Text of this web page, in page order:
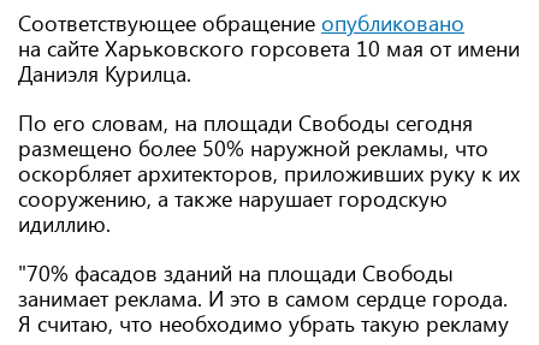
Соответствующее обращение опубликовано
на сайте Харьковского горсовета 10 мая от имени
Даниэля Курилца.
По его словам, на площади Свободы сегодня
размещено более 50% наружной рекламы, что
оскорбляет архитекторов, приложивших руку к их
сооружению, а также нарушает городскую
идиллию.
"70% фасадов зданий на площади Свободы
занимает реклама. И это в самом сердце города.
Я считаю, что необходимо убрать такую рекламу